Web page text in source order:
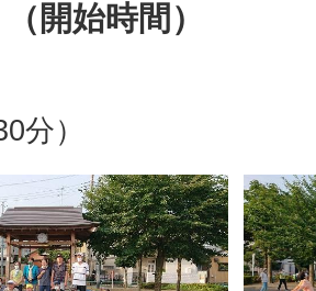
開始時間）
分）